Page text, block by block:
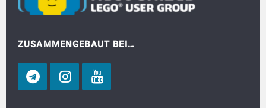
ZUSAMMENGEBAUT BEI…